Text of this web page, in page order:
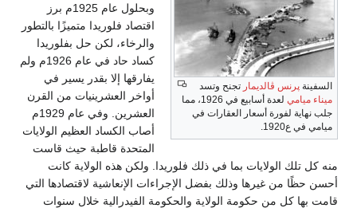
وبحلول عام 1925م برز
فلوريدا متميزًا بالتطور
لكن حل بفلوريدا
كساد حاد في عام 1926م ولم
إلا بقدر يسير في
العشرينيات من القرن
العشرين. وفي عام 1929م
الكساد العظيم الولايات
هذه الولاية كانت
لاقتصادها التي
خلال سنوات